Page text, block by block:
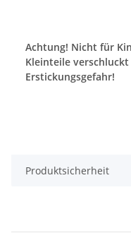
Achtung! Nicht für
Kleinteile
Erstickungsgefahr!
Produktsicherheit